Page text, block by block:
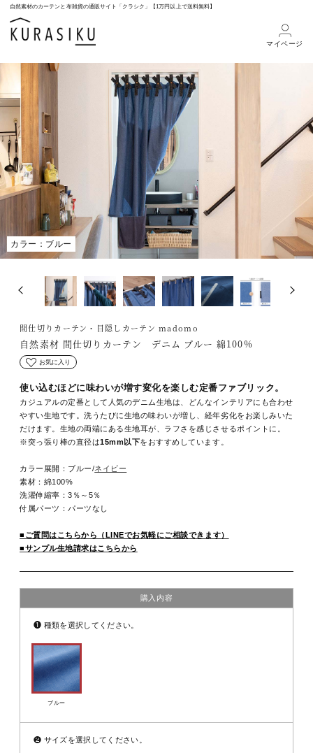
自然素材のカーテンと布雑貨の通販サイト「クラシク」【1万円以上で送料無料】
マイページ
カラー：ブルー
間仕切りカーテン・目隠しカーテン madomo
自然素材 間仕切りカーテン デニム ブルー 綿100%
お気に入り
使い込むほどに味わいが増す変化を楽しむ定番ファブリック。
カジュアルの定番として人気のデニム生地は、どんなインテリアにも合わせ
やすい生地です。洗うたびに生地の味わいが増し、経年劣化をお楽しみいた
だけます。生地の両端にある生地耳が、ラフさを感じさせるポイントに。
※突っ張り棒の直径は15mm以下をおすすめしています。
カラー展開：ブルー/ネイビー
素材：綿100%
洗濯伸縮率：3％～5％
付属パーツ：パーツなし
■ご質問はこちらから（LINEでお気軽にご相談できます）
■サンプル生地請求はこちらから
購入内容
❶ 種類を選択してください。
ブルー
❷ サイズを選択してください。